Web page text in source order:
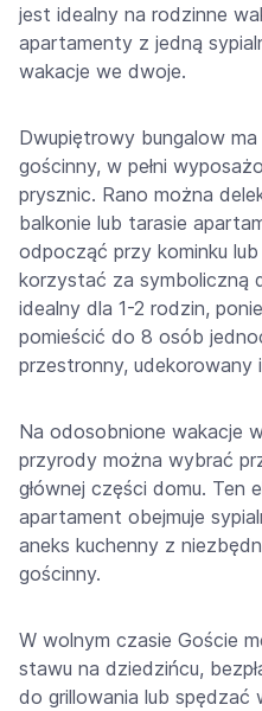
jest idealny na rodzinne
apartamenty z jedną
wakacje we dwoje.
Dwupiętrowy bungalow
gościnny, w pełni
prysznic. Rano można
balkonie lub tarasie
odpocząć przy kominku
korzystać za symboliczną
idealny dla 1-2 rodzin,
pomieścić do 8 osób
przestronny, udekorowany
Na odosobnione wakacje
przyrody można wybrać
głównej części domu. Ten
apartament obejmuje
aneks kuchenny z
gościnny.
W wolnym czasie Goście
stawu na dziedzińcu,
do grillowania lub spędzać